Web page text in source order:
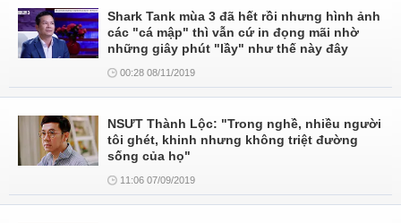
Shark Tank mùa 3 đã hết rồi nhưng hình ảnh
các "cá mập" thì vẫn cứ in đọng mãi nhờ
những giây phút "lầy" như thế này đây
00:28 08/11/2019
NSƯT Thành Lộc: "Trong nghề, nhiều người
tôi ghét, khinh nhưng không triệt đường
sống của họ"
11:06 07/09/2019